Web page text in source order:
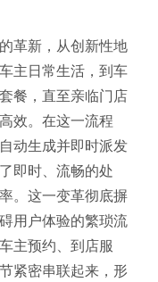
革新，从创新性地
主日常生活，到车
餐，直至亲临门店
效。在这一流程
动生成并即时派发
即时、流畅的处
。 这一变革彻底摒
用户体验的繁琐流
主预约、到店服
紧密串联起来，形